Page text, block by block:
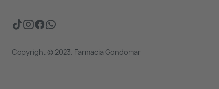
Copyright © 2023. Farmacia Gondomar